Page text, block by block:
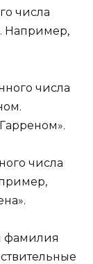
числа
Например,
числа
числа
фамилия